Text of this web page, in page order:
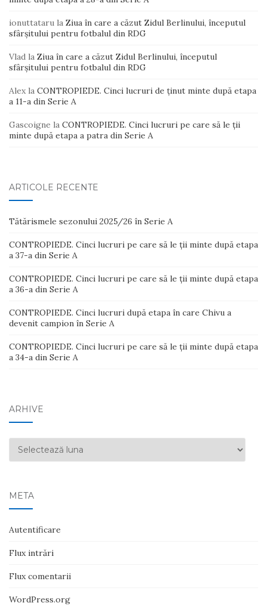
ionuttataru la Ziua în care a căzut Zidul Berlinului, începutul
sfârșitului pentru fotbalul din RDG
Vlad la Ziua în care a căzut Zidul Berlinului, începutul
sfârșitului pentru fotbalul din RDG
Alex la CONTROPIEDE. Cinci lucruri de ținut minte după etapa
a 11-a din Serie A
Gascoigne la CONTROPIEDE. Cinci lucruri pe care să le ții
minte după etapa a patra din Serie A
ARTICOLE RECENTE
Tătărismele sezonului 2025/26 în Serie A
CONTROPIEDE. Cinci lucruri pe care să le ții minte după etapa
a 37-a din Serie A
CONTROPIEDE. Cinci lucruri pe care să le ții minte după etapa
a 36-a din Serie A
CONTROPIEDE. Cinci lucruri după etapa în care Chivu a
devenit campion în Serie A
CONTROPIEDE. Cinci lucruri pe care să le ții minte după etapa
a 34-a din Serie A
ARHIVE
Arhive
META
Autentificare
Flux intrări
Flux comentarii
WordPress.org